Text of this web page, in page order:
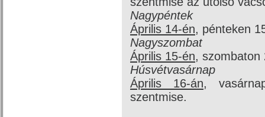
Nagypéntek
Április 14-én, pénteken
Nagyszombat
Április 15-én, szombaton
Húsvétvasárnap
Április 16-án,
szentmise.